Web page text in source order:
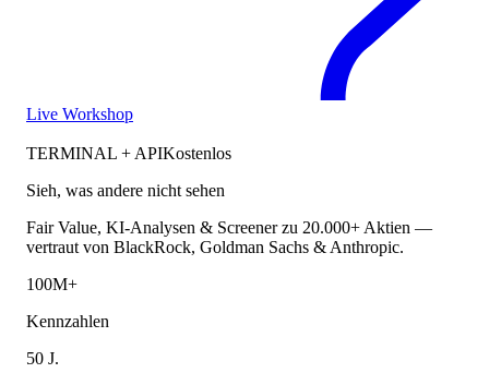
Live Workshop
TERMINAL + APIKostenlos
Sieh, was andere nicht sehen
Fair Value, KI-Analysen & Screener zu 20.000+ Aktien —
vertraut von BlackRock, Goldman Sachs & Anthropic.
100M+
Kennzahlen
50 J.